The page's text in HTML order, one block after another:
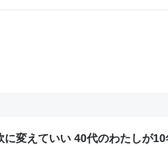
変えていい 40代のわたしが10